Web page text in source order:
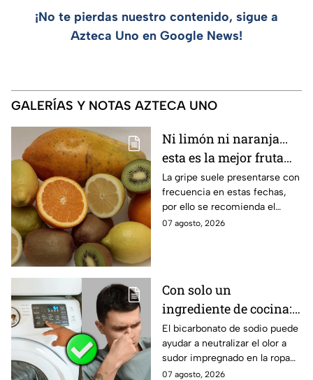
¡No te pierdas nuestro contenido, sigue a
Azteca Uno en Google News!
GALERÍAS Y NOTAS AZTECA UNO
Ni limón ni naranja...
esta es la mejor fruta
para evitar la gripe
La gripe suele presentarse con
frecuencia en estas fechas,
por ello se recomienda el
consumo de ciertas frutas.
07 agosto, 2026
Con solo un
ingrediente de cocina:
elimina el olor a sudor
de las camisetas de
deporte
El bicarbonato de sodio puede
ayudar a neutralizar el olor a
sudor impregnado en la ropa
deportiva cuando se utiliza
07 agosto, 2026